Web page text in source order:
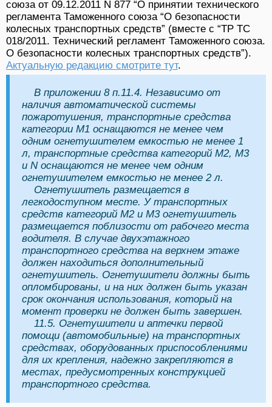
союза от 09.12.2011 N 877 “О принятии технического
регламента Таможенного союза “О безопасности
колесных транспортных средств” (вместе с “ТР ТС
018/2011. Технический регламент Таможенного союза.
О безопасности колесных транспортных средств”).
Актуальную редакцию смотрите тут.
В приложении 8 п.11.4. Независимо от
наличия автоматической системы
пожаротушения, транспортные средства
категории M1 оснащаются не менее чем
одним огнетушителем емкостью не менее 1
л, транспортные средства категорий M2, M3
и N оснащаются не менее чем одним
огнетушителем емкостью не менее 2 л.
Огнетушитель размещается в
легкодоступном месте. У транспортных
средств категорий M2 и M3 огнетушитель
размещается поблизости от рабочего места
водителя. В случае двухэтажного
транспортного средства на верхнем этаже
должен находиться дополнительный
огнетушитель. Огнетушители должны быть
опломбированы, и на них должен быть указан
срок окончания использования, который на
момент проверки не должен быть завершен.
11.5. Огнетушители и аптечки первой
помощи (автомобильные) на транспортных
средствах, оборудованных приспособлениями
для их крепления, надежно закрепляются в
местах, предусмотренных конструкцией
транспортного средства.